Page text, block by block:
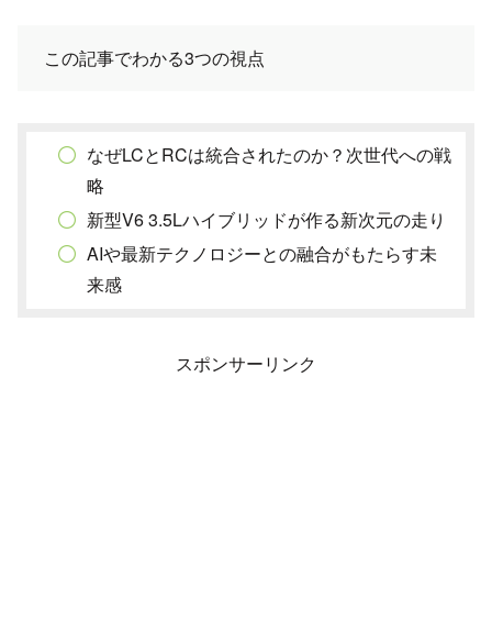
この記事でわかる3つの視点
なぜLCとRCは統合されたのか？次世代への戦
略
新型V6 3.5Lハイブリッドが作る新次元の走り
AIや最新テクノロジーとの融合がもたらす未
来感
スポンサーリンク